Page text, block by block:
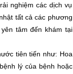
nghiệm các dịch vụ
tất cả các phương
tâm đến khám tại
tiên tiến như: Hoa
lý của bệnh hoặc